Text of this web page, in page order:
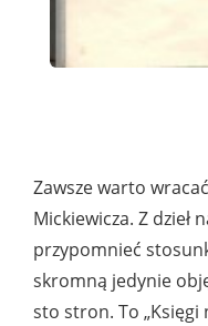
Zawsze warto
Mickiewicza. Z dzieł
przypomnieć
skromną jedynie
sto stron. To